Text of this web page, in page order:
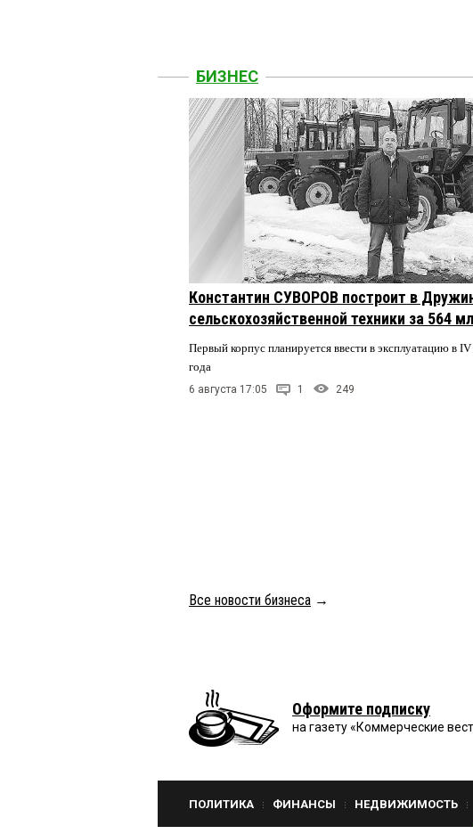
БИЗНЕС
Константин СУВОРОВ построит в
сельскохозяйственной техники за 564
Первый корпус планируется ввести в эксплуатацию в IV
года
6 августа 17:05 1 249
Все новости бизнеса →
Оформите подписку
на газету «Коммерческие
ПОЛИТИКА ФИНАНСЫ НЕДВИЖИМОСТЬ